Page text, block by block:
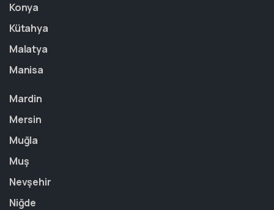
Konya
Kütahya
Malatya
Manisa
Mardin
Mersin
Muğla
Muş
Nevşehir
Niğde